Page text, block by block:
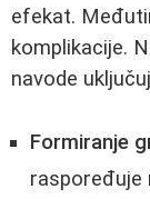
efekat.
komplikacije.
navode
Formiranje
raspoređuje